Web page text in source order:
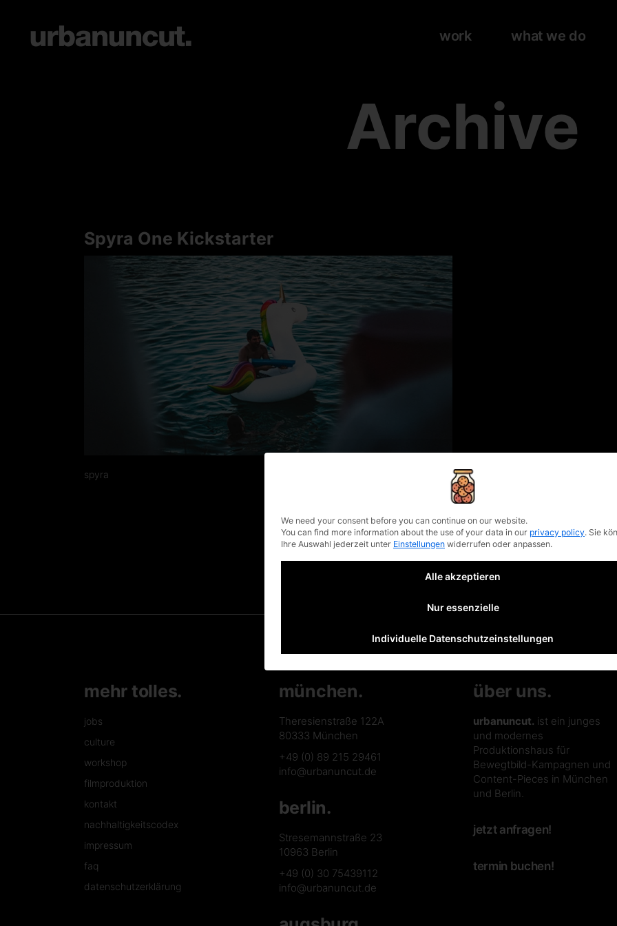
work what we do
Archive
Spyra One Kickstarter
spyra
mehr tolles.
jobs
culture
workshop
filmproduktion
kontakt
nachhaltigkeitscodex
impressum
faq
datenschutzerklärung
münchen.
Theresienstraße 122A
80333 München
+49 (0) 89 215 29461
info@urbanuncut.de
berlin.
Stresemannstraße 23
10963 Berlin
+49 (0) 30 75439112
info@urbanuncut.de
über uns.
urbanuncut. ist ein junges
und modernes
Produktionshaus für
Bewegtbild-Kampagnen und
Content-Pieces in München
und Berlin.
jetzt anfragen!
termin buchen!
privacy policy
We need your consent before you can continue on our website.
You can find more information about the use of your data in our privacy policy. Sie
Ihre Auswahl jederzeit unter Einstellungen widerrufen oder anpassen.
Alle akzeptieren
Nur essenzielle
Individuelle Datenschutzeinstellungen